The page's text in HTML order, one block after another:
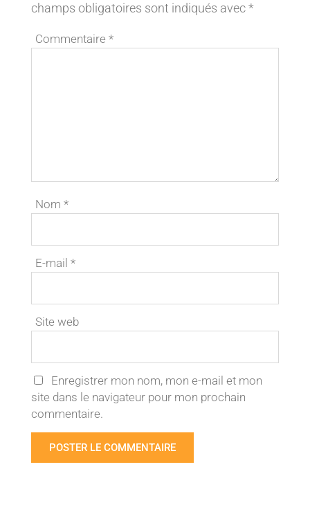
champs obligatoires sont indiqués avec*
Commentaire *
Nom *
E-mail *
Site web
Enregistrer mon nom, mon e-mail et mon
site dans le navigateur pour mon prochain
commentaire.